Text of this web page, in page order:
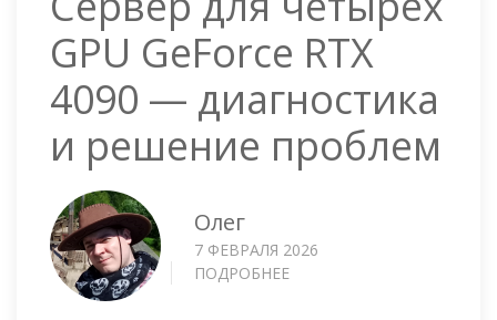
GPU GeForce RTX
4090 — диагностика
и решение проблем
Олег
7 ФЕВРАЛЯ 2026
ПОДРОБНЕЕ